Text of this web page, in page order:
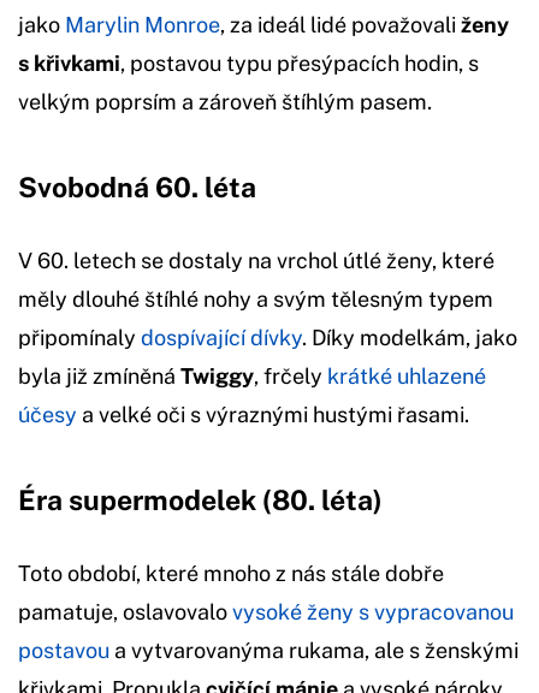
jako Marylin Monroe, za ideál lidé považovali ženy
s křivkami, postavou typu přesýpacích hodin, s
velkým poprsím a zároveň štíhlým pasem.
Svobodná 60. léta
V 60. letech se dostaly na vrchol útlé ženy, které
měly dlouhé štíhlé nohy a svým tělesným typem
připomínaly dospívající dívky. Díky modelkám, jako
byla již zmíněná Twiggy, frčely krátké uhlazené
účesy a velké oči s výraznými hustými řasami.
Éra supermodelek (80. léta)
Toto období, které mnoho z nás stále dobře
pamatuje, oslavovalovysoké ženy s vypracovanou
postavou a vytvarovanýma rukama, ale s ženskými